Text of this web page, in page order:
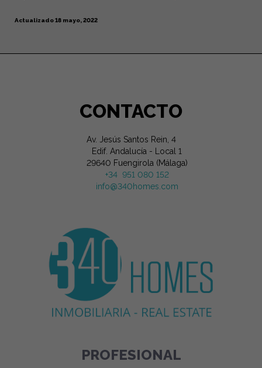
Actualizado 18 mayo, 2022
CONTACTO
Av. Jesús Santos Rein, 4
Edif. Andalucía - Local 1
29640 Fuengirola (Málaga)
+34 951 080 152
info@340homes.com
PROFESIONAL